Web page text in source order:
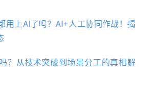
用上AI了吗？AI+人工协同作战！揭
？从技术突破到场景分工的真相解